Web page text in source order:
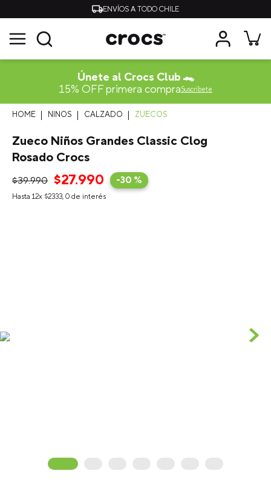
ENVÍOS A TODO CHILE
Únete al Crocs Club 🐊
15% OFF primera compraSuscríbete
NINOS CALZADO ZUECOS
Zueco Niños Grandes Classic Clog
Rosado Crocs
$39.990 $27.990 -30 %
Hasta 12x $2333, 0 de interés